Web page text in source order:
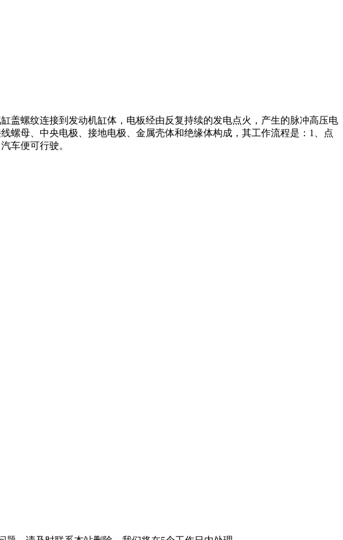
盖螺纹连接到发动机缸体，电板经由反复持续的发电点火，产生的脉冲高压电
螺母、中央电极、接地电极、金属壳体和绝缘体构成，其工作流程是：1、点
车便可行驶。